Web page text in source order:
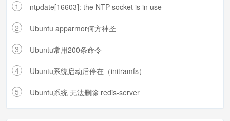
1 ntpdate[16603]: the NTP socket is in use
2 Ubuntu apparmor何方神圣
3 Ubuntu常用200条命令
4 Ubuntu系统启动后停在（initramfs）
5 Ubuntu系统 无法删除 redis-server